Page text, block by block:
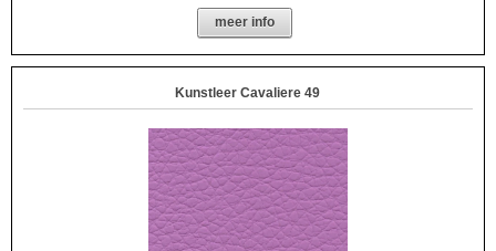
meer info
Kunstleer Cavaliere 49